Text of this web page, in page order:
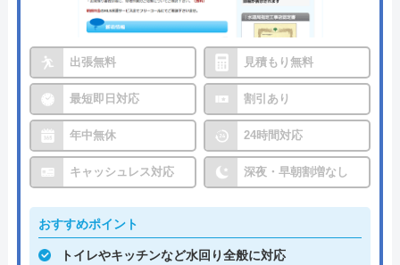
出張無料 見積もり無料
最短即日対応 割引あり
年中無休 24時間対応
キャッシュレス対応 深夜・早朝割増なし
おすすめポイント
トイレやキッチンなど水回り全般に対応